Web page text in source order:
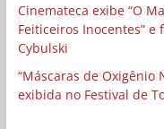
Cinemateca exibe “O
Feiticeiros Inocentes”
Cybulski
“Máscaras de Oxigênio
exibida no Festival de